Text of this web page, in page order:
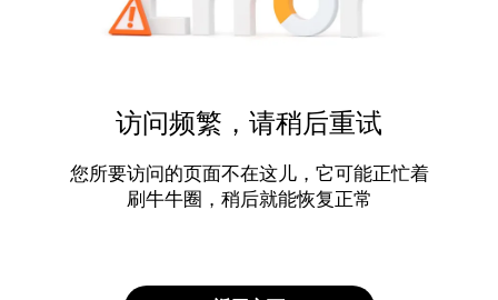
访问频繁，请稍后重试
您所要访问的页面不在这儿，它可能正忙着
刷牛牛圈，稍后就能恢复正常